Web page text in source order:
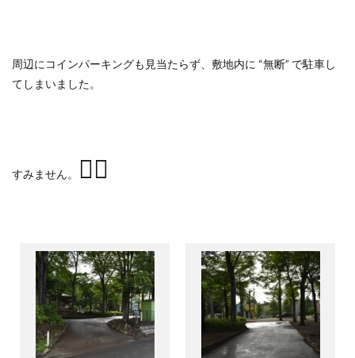
周辺にコインパーキングも見当たらず、敷地内に “無断” で駐車し
てしまいました。
すみません。 🙇‍♂️